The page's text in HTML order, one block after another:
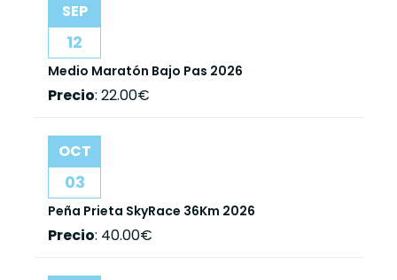
SEP
12
Medio Maratón Bajo Pas 2026
Precio: 22.00€
OCT
03
Peña Prieta SkyRace 36Km 2026
Precio: 40.00€